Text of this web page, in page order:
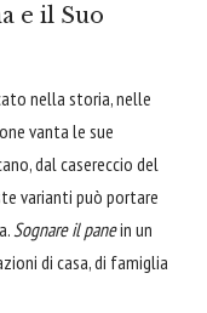
e il Suo
nella storia, nelle
vanta le sue
dal casereccio del
varianti può portare
Sognare il panein un
di casa, di famiglia